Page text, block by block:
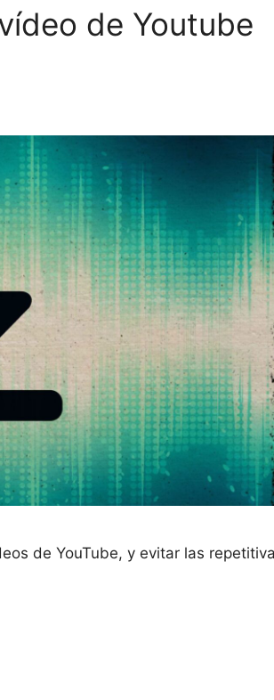
de Youtube
de YouTube, y evitar las